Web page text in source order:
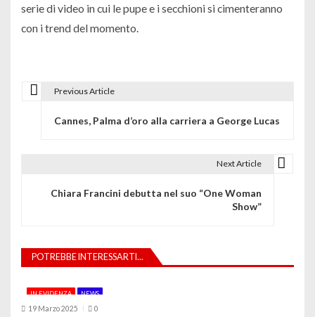
serie di video in cui le pupe e i secchioni si cimenteranno
con i trend del momento.
o
Previous Article
Cannes, Palma d’oro alla carriera a George Lucas
Next Article
Chiara Francini debutta nel suo “One Woman
Show”
POTREBBE INTERESSARTI...
IN EVIDENZA NEWS
19 Marzo 2025 0